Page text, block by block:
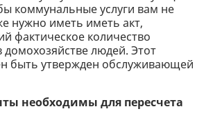
коммунальные услуги вам не
нужно иметь иметь акт,
фактическое количество
людей. Этот
быть утвержден обслуживающей
необходимы для пересчета